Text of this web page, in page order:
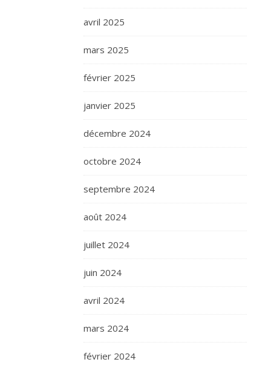
avril 2025
mars 2025
février 2025
janvier 2025
décembre 2024
octobre 2024
septembre 2024
août 2024
juillet 2024
juin 2024
avril 2024
mars 2024
février 2024